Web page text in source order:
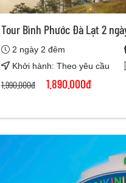
Tour Bình Phước Đà Lạt 2
2 ngày 2 đêm
Khởi hành: Theo yêu cầu
1.990.000đ 1.890.000đ